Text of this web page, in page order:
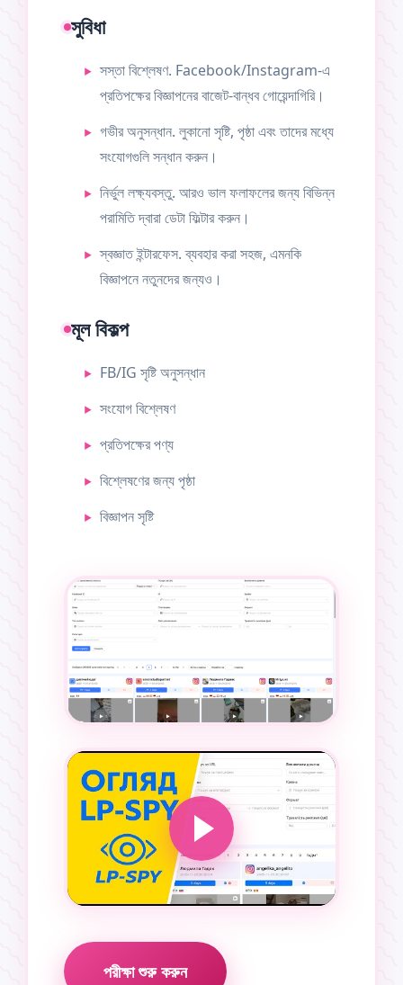
সুবিধা
সস্তা বিশ্লেষণ. Facebook/Instagram-এ
প্রতিপক্ষের বিজ্ঞাপনের বাজেট-বান্ধব গোয়েন্দাগিরি।
গভীর অনুসন্ধান. লুকানো সৃষ্টি, পৃষ্ঠা এবং তাদের মধ্যে
সংযোগগুলি সন্ধান করুন।
নির্ভুল লক্ষ্যবস্তু. আরও ভাল ফলাফলের জন্য বিভিন্ন
পরামিতি দ্বারা ডেটা ফিল্টার করুন।
স্বজ্ঞাত ইন্টারফেস. ব্যবহার করা সহজ, এমনকি
বিজ্ঞাপনে নতুনদের জন্যও।
মূল বিকল্প
FB/IG সৃষ্টি অনুসন্ধান
সংযোগ বিশ্লেষণ
প্রতিপক্ষের পণ্য
বিশ্লেষণের জন্য পৃষ্ঠা
বিজ্ঞাপন সৃষ্টি
পরীক্ষা শুরু করুন